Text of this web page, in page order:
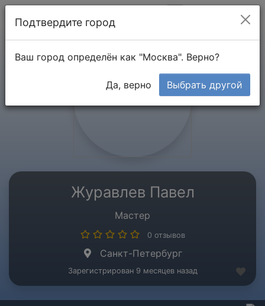
Журавлев Павел
Мастер
0 отзывов
Санкт-Петербург
Зарегистрирован 9 месяцев назад
Подтвердите город
Ваш город определён как "Москва". Верно?
Да, верно Выбрать другой